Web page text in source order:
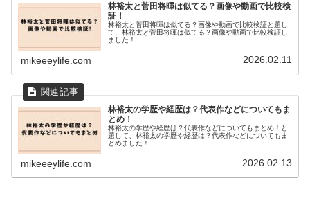
林裕太と菅田将暉は似てる？画像や動画で比較検
証！
林裕太と菅田将暉は似てる？画像や動画で比較検証と題し
て、林裕太と菅田将暉は似てる？画像や動画で比較検証し
ました！
mikeeeylife.com 2026.02.11
林裕太の学歴や経歴は？代表作などについてもま
とめ！
林裕太の学歴や経歴は？代表作などについてもまとめ！と
題して、林裕太の学歴や経歴は？代表作などについてもま
とめました！
mikeeeylife.com 2026.02.13